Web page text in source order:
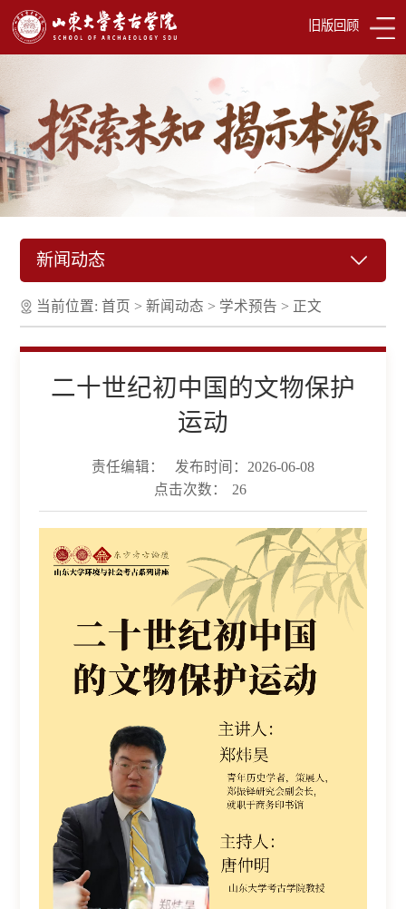
旧版回顾
新闻动态
当前位置:首页 >新闻动态 > 学术预告 > 正文
二十世纪初中国的文物保护
运动
责任编辑：
发布时间：2026-06-08
点击次数：
26